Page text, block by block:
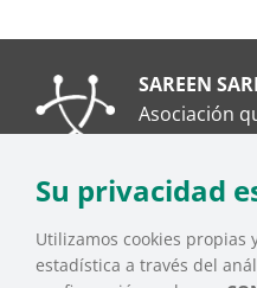
SAREEN
Asociación
SAREEN
Su privacidad
Utilizamos cookies
estadística a través del